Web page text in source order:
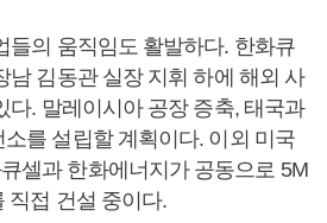
들의 움직임도 활발하다. 한화큐
남 김동관 실장 지휘 하에 해외 사
다. 말레이시아 공장 증축, 태국과
를 설립할 계획이다. 이외 미국
셀과 한화에너지가 공동으로 5M
직접 건설 중이다.